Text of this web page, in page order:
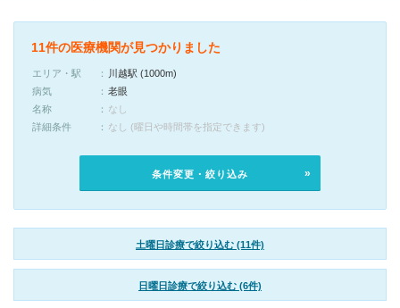
11件の医療機関が見つかりました
エリア・駅
川越駅 (1000m)
病気
老眼
名称
なし
詳細条件
なし (曜日や時間帯を指定できます)
条件変更・絞り込み
土曜日診療で絞り込む (11件)
日曜日診療で絞り込む (6件)